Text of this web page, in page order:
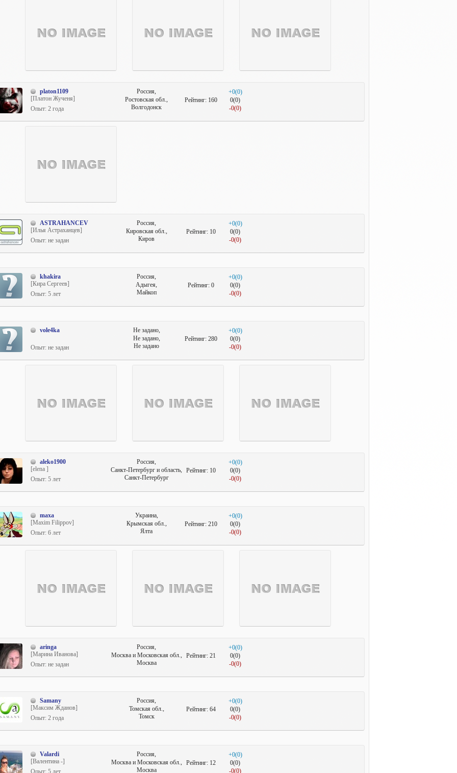
platon1109
[Платон Жученя]
Опыт: 2 года
+0(0)
0(0)
-0(0)
Рейтинг:160
Россия,
Ростовская обл.,
Волгодонск
ASTRAHANCEV
[Илья Астраханцев]
Опыт: не задан
+0(0)
0(0)
-0(0)
Рейтинг:10
Россия,
Кировская обл.,
Киров
khakira
[Кира Сергеев]
Опыт: 5 лет
+0(0)
0(0)
-0(0)
Рейтинг:0
Россия,
Адыгея,
Майкоп
vole4ka
Опыт: не задан
+0(0)
0(0)
-0(0)
Рейтинг:280
Не задано,
Не задано,
Не задано
aleko1900
[elena ]
Опыт: 5 лет
+0(0)
0(0)
-0(0)
Рейтинг:10
Россия,
Санкт-Петербург и область,
Санкт-Петербург
maxa
[Maxim Filippov]
Опыт: 6 лет
+0(0)
0(0)
-0(0)
Рейтинг:210
Украина,
Крымская обл.,
Ялта
aringa
[Марина Иванова]
Опыт: не задан
+0(0)
0(0)
-0(0)
Рейтинг:21
Россия,
Москва и Московская обл.,
Москва
Samany
[Максим Жданов]
Опыт: 2 года
+0(0)
0(0)
-0(0)
Рейтинг:64
Россия,
Томская обл.,
Томск
Valardi
[Валентина -]
Опыт: 5 лет
+0(0)
0(0)
-0(0)
Рейтинг:12
Россия,
Москва и Московская обл.,
Москва